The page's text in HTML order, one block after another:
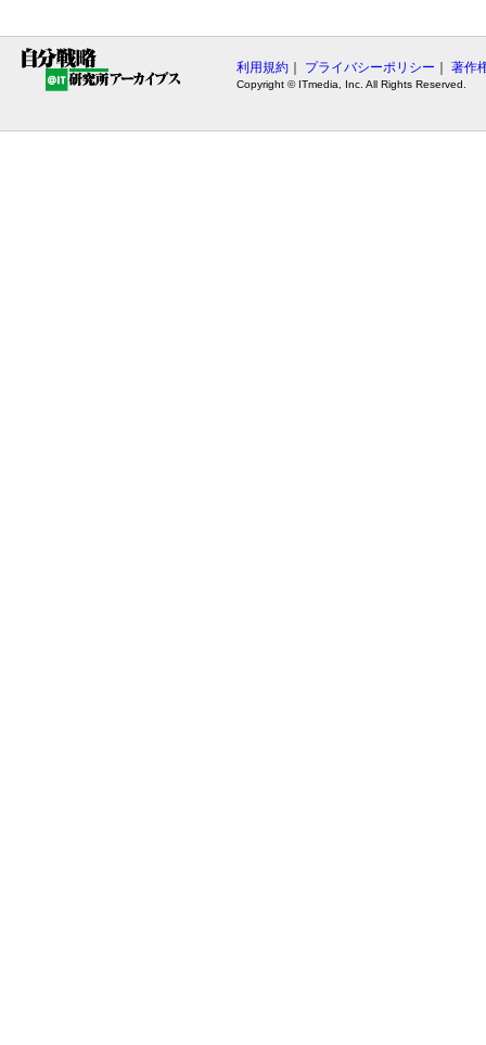
利用規約 プライバシーポリシー 著作
Copyright © ITmedia, Inc. All Rights Reserved.